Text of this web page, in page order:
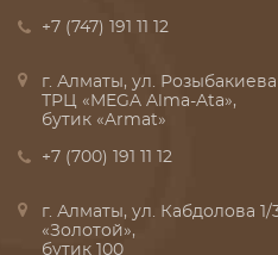
+7 (747) 191 11 12
г. Алматы, ул. Розыбакиева
ТРЦ «MEGA Alma-Ata»,
бутик «Armat»
+7 (700) 191 11 12
г. Алматы, ул. Кабдолова
«Золотой»,
бутик 100